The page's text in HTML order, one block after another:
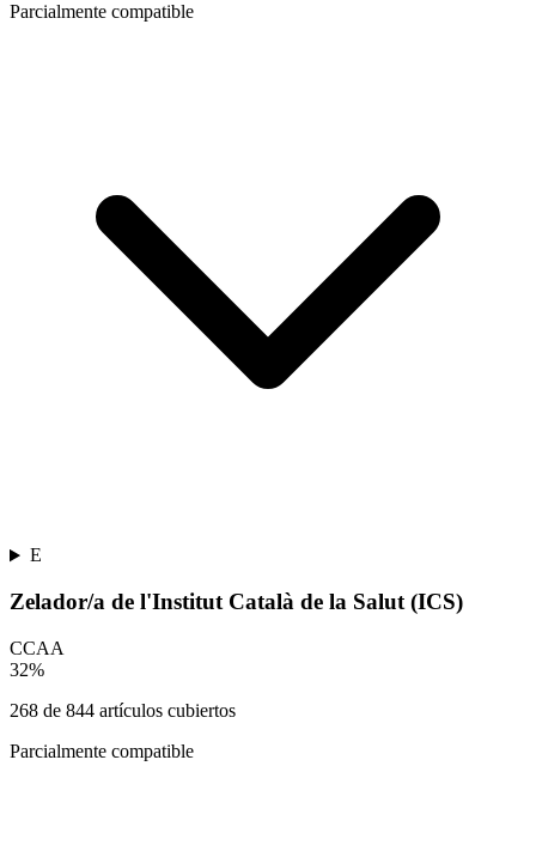
Parcialmente compatible
E
Zelador/a de l'Institut Català de la Salut (ICS)
CCAA
32%
268 de 844 artículos cubiertos
Parcialmente compatible